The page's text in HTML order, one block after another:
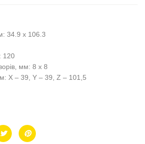
34.9 x 106.3
120
мм: 8 x 8
X – 39, Y – 39, Z – 101,5